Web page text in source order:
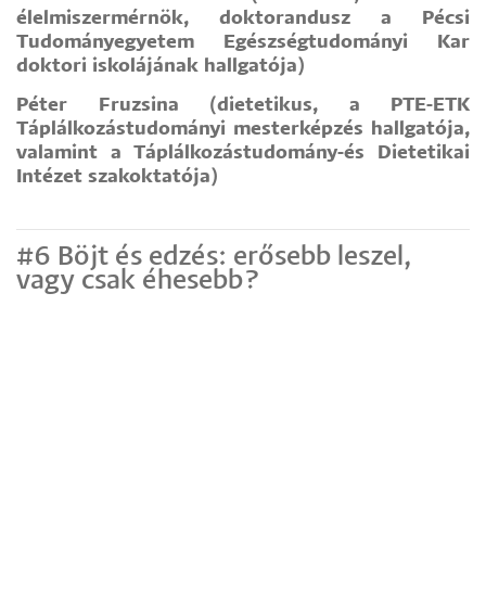
élelmiszermérnök, doktorandusz a Pécsi
Tudományegyetem Egészségtudományi Kar
doktori iskolájának hallgatója)
Péter Fruzsina (dietetikus, a PTE-ETK
Táplálkozástudományi mesterképzés hallgatója,
valamint a Táplálkozástudomány-és Dietetikai
Intézet szakoktatója)
#6 Böjt és edzés: erősebb leszel,
vagy csak éhesebb?